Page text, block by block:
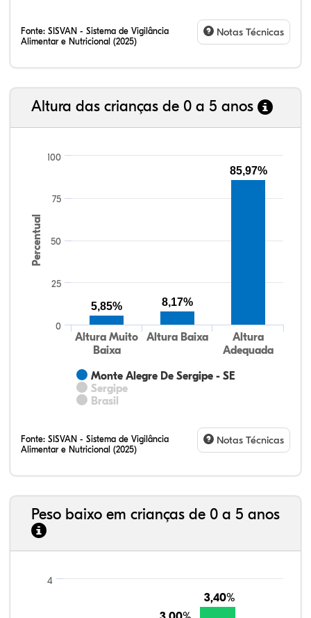
Fonte: SISVAN - Sistema de Vigilância
Alimentar e Nutricional (2025)
Notas Técnicas
Altura das crianças de 0 a 5 anos
Percentual
Monte Alegre De Sergipe - SE
Sergipe
Brasil
Altura Muito
Baixa
Altura Baixa
Altura
Adequada
0
25
50
75
100
5,85% 8,17%
85,97%
Fonte: SISVAN - Sistema de Vigilância
Alimentar e Nutricional (2025)
Notas Técnicas
Peso baixo em crianças de 0 a 5 anos
3,40%
3,40%
4